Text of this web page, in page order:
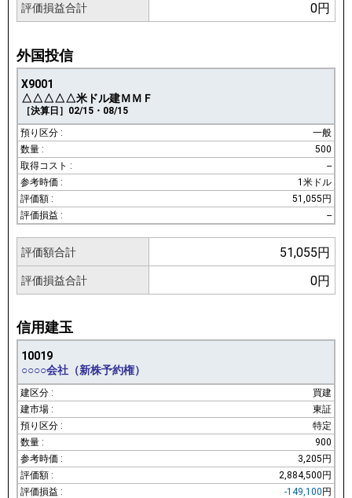
評価損益合計 0円
外国投信
X9001
△△△△△米ドル建ＭＭＦ
［決算日］02/15・08/15
一般
500
--
1米ドル
51,055円
--
評価額合計 51,055円
評価損益合計 0円
信用建玉
10019
○○○○会社（新株予約権）
買建
東証
特定
900
3,205円
2,884,500円
-149,100円